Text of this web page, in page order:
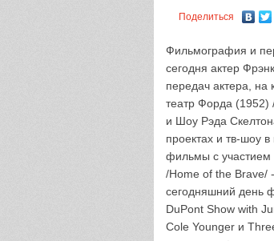
Поделиться
Фильмография и
сегодня актер
передач актера, на
театр Форда (1952)
и Шоу Рэда
проектах и тв-шоу
фильмы с участием
/Home of the Brave/
сегодняшний день
DuPont Show with
Cole Younger и